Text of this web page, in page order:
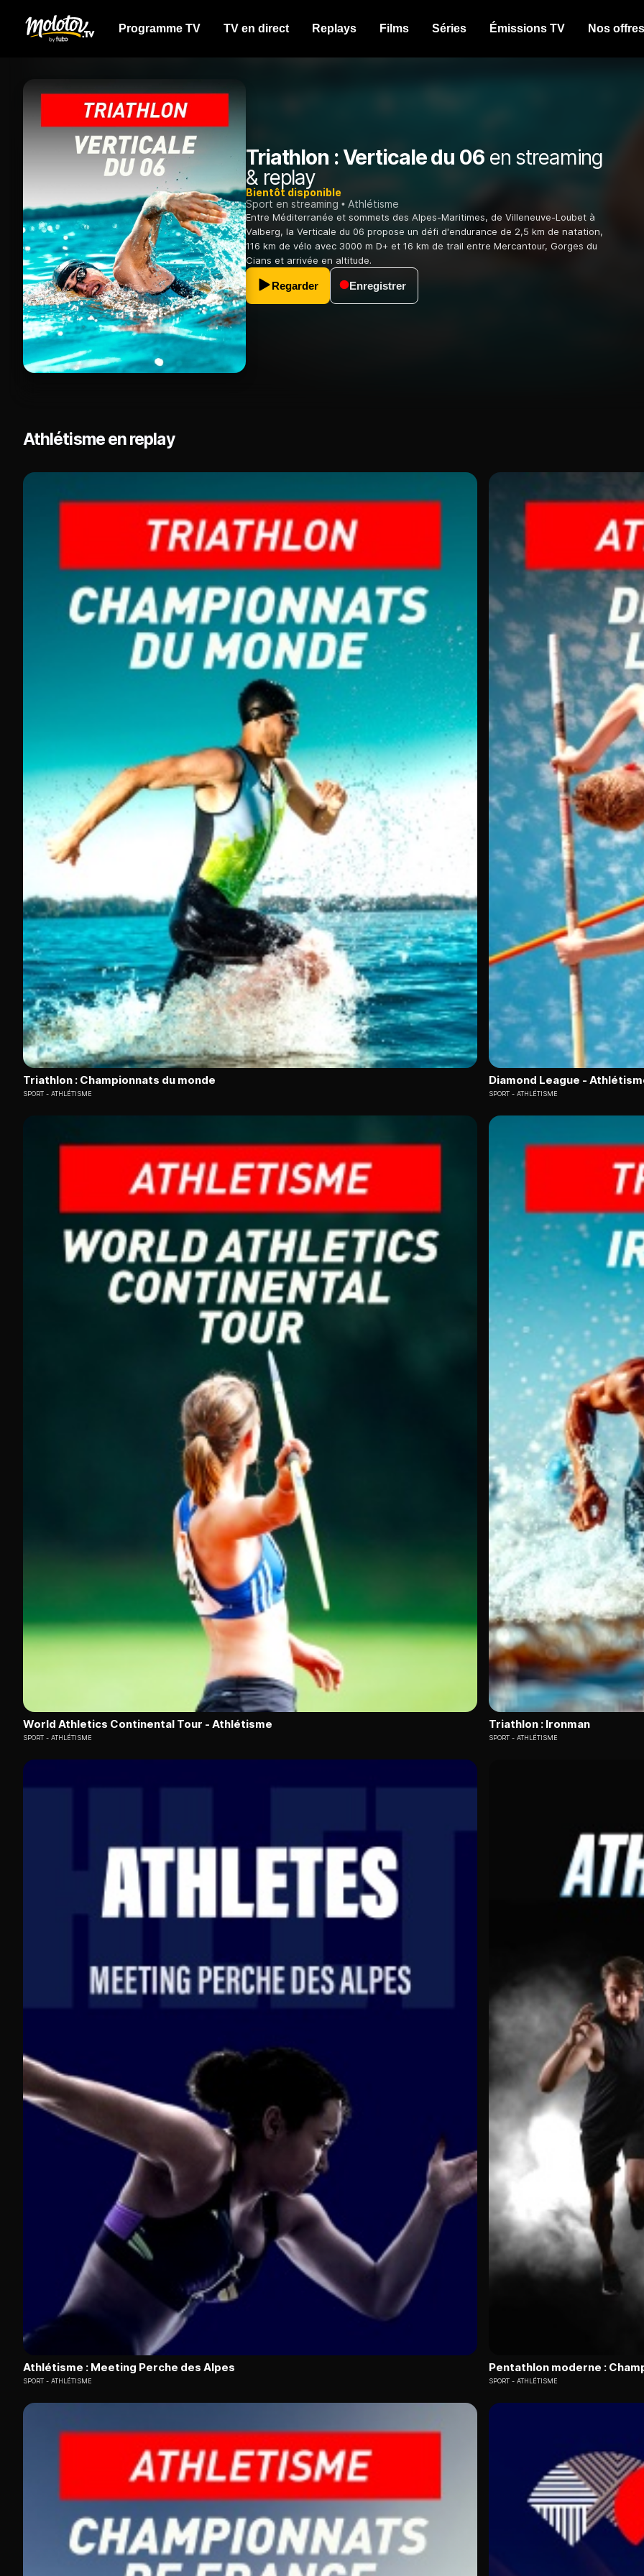
Programme TV TV en direct Replays Films Séries Émissions TV Nos offres
Triathlon : Verticale du 06en streaming
& replay
Bientôt disponible
Sport en streaming
Athlétisme
Entre Méditerranée et sommets des Alpes-Maritimes, de Villeneuve-Loubet à
Valberg, la Verticale du 06 propose un défi d'endurance de 2,5 km de natation,
116 km de vélo avec 3000 m D+ et 16 km de trail entre Mercantour, Gorges du
Cians et arrivée en altitude.
Regarder Enregistrer
Athlétisme en replay
Triathlon : Championnats du monde
SPORT ATHLÉTISME
Diamond League -
SPORT ATHLÉTISME
World Athletics Continental Tour - Athlétisme
SPORT ATHLÉTISME
Triathlon : Ironman
SPORT ATHLÉTISME
Athlétisme : Meeting Perche des Alpes
SPORT ATHLÉTISME
Pentathlon moderne :
SPORT ATHLÉTISME